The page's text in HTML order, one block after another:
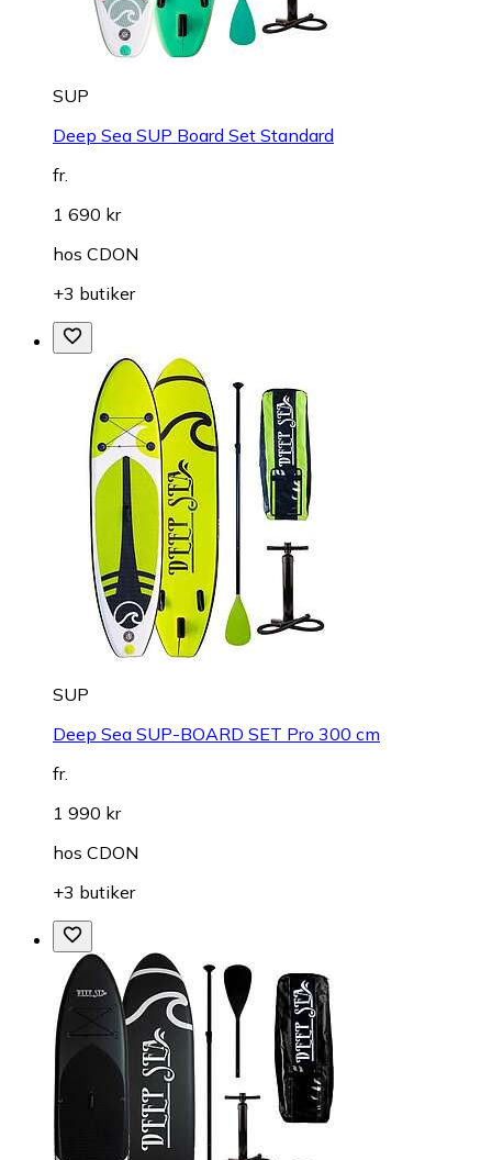
SUP
Deep Sea SUP Board Set Standard
fr.
1 690 kr
hos CDON
+3 butiker
SUP
Deep Sea SUP-BOARD SET Pro 300 cm
fr.
1 990 kr
hos CDON
+3 butiker